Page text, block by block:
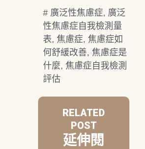
# 廣泛性焦慮症, 廣泛
性焦慮症自我檢測量
表, 焦慮症, 焦慮症如
何舒緩改善, 焦慮症是
什麼, 焦慮症自我檢測
評估
RELATED
POST
延伸閱